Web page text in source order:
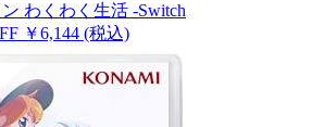
わくわく生活 -Switch
￥6,144 (税込)